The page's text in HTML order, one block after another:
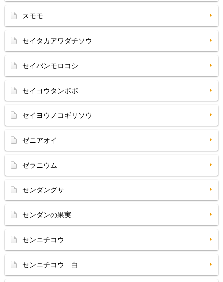
スモモ
セイタカアワダチソウ
セイバンモロコシ
セイヨウタンポポ
セイヨウノコギリソウ
ゼニアオイ
ゼラニウム
センダングサ
センダンの果実
センニチコウ
センニチコウ 白